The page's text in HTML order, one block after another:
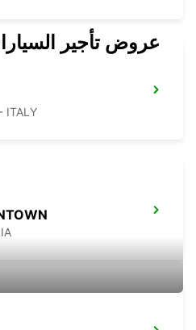
ITALY
عروض تأجير